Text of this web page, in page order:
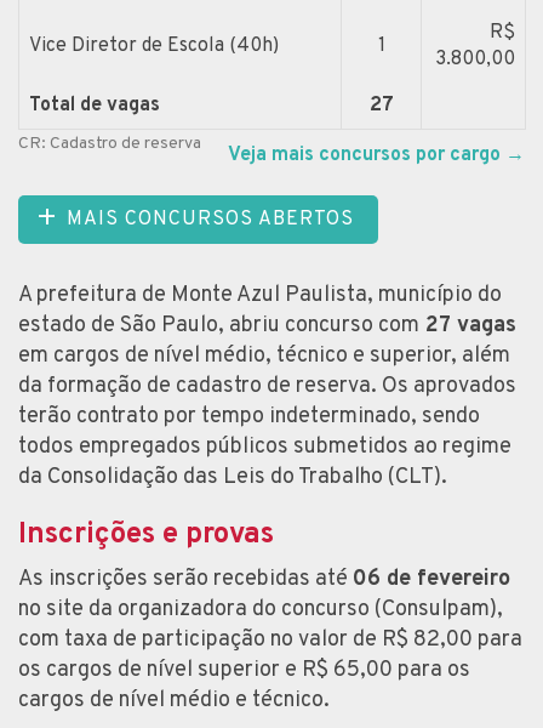
Vice Diretor de Escola (40h) 1
R$
3.800,00
Total de vagas
27
CR: Cadastro de reserva Veja mais concursos por cargo →
MAIS CONCURSOS ABERTOS
A prefeitura de Monte Azul Paulista, município do
estado de São Paulo, abriu concurso com 27 vagas
em cargos de nível médio, técnico e superior, além
da formação de cadastro de reserva. Os aprovados
terão contrato por tempo indeterminado, sendo
todos empregados públicos submetidos ao regime
da Consolidação das Leis do Trabalho (CLT).
Inscrições e provas
As inscrições serão recebidas até 06 de fevereiro
no site da organizadora do concurso (Consulpam),
com taxa de participação no valor de R$ 82,00 para
os cargos de nível superior e R$ 65,00 para os
cargos de nível médio e técnico.